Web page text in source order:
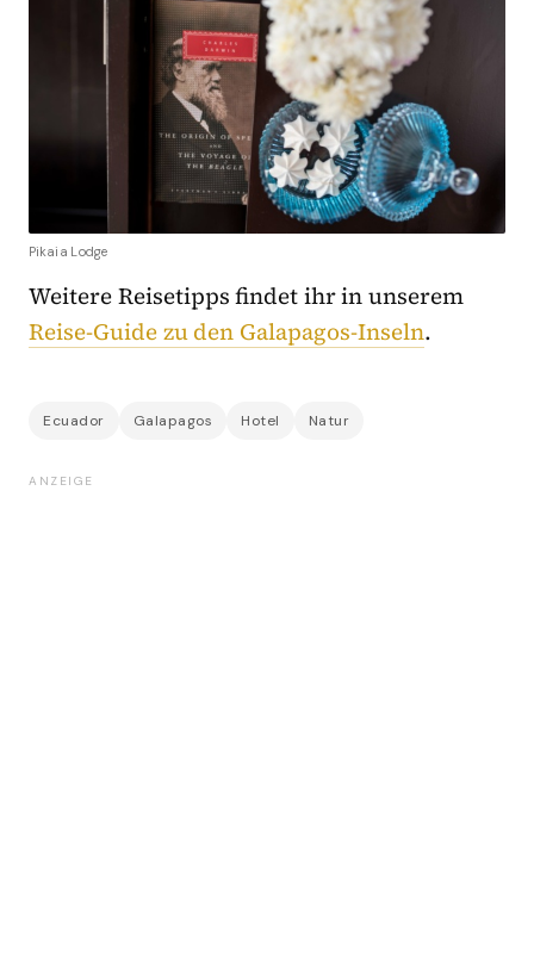
Pikaia Lodge
Weitere Reisetipps findet ihr in unserem
Reise-Guide zu den Galapagos-Inseln.
Ecuador Galapagos Hotel Natur
ANZEIGE